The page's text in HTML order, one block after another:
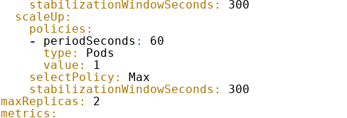
stabilizationWindowSeconds:
300​
scaleUp:
policies:
-
periodSeconds :
60​
type:
Pods​
value:
1​
selectPolicy:
Max​
stabilizationWindowSeconds:
300​
maxReplicas:
2​
metrics: